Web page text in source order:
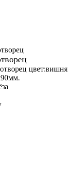
цвет:вишня